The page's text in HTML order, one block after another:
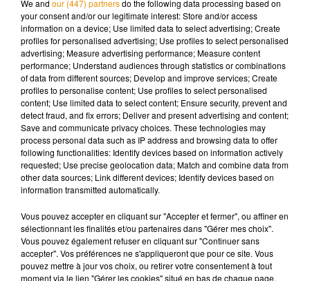
de la campagne électorale. Mi-mars, le premier tour des
municipales avait suscité l’inquiétude pour s’être déroulé à
l’avant-veille du premier jour du confinement.
Musique
7 août 2026
Madonna sort enfin le remix de « Love
Sensation » avec Kylie Minogue
7 août 2026
Angèle et Amélie Lens dévoilent leur
collaboration tant attendue
We and our (447) partnersdo the following data processing based on
your consent and/or our legitimate interest: Store and/or access
information on a device; Use limited data to select advertising; Create
profiles for personalised advertising; Use profiles to select personalised
advertising; Measure advertising performance; Measure content
performance; Understand audiences through statistics or combinations
of data from different sources; Develop and improve services; Create
profiles to personalise content; Use profiles to select personalised
content; Use limited data to select content; Ensure security, prevent and
detect fraud, and fix errors; Deliver and present advertising and content;
Save and communicate privacy choices. These technologies may
process personal data such as IP address and browsing data to offer
following functionalities: Identify devices based on information actively
requested; Use precise geolocation data; Match and combine data from
other data sources; Link different devices; Identify devices based on
information transmitted automatically.
Vous pouvez accepter en cliquant sur "Accepter et fermer", ou affiner en
sélectionnant les finalités et/ou partenaires dans "Gérer mes choix".
Vous pouvez également refuser en cliquant sur "Continuer sans
accepter". Vos préférences ne s'appliqueront que pour ce site. Vous
pouvez mettre à jour vos choix, ou retirer votre consentement à tout
moment via le lien "Gérer les cookies" situé en bas de chaque page.